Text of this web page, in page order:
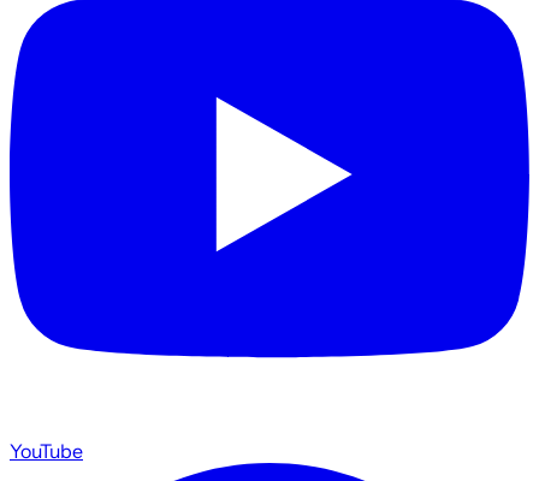
YouTube